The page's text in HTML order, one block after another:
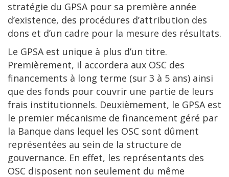
stratégie du GPSA pour sa première année
d’existence, des procédures d’attribution des
dons et d’un cadre pour la mesure des résultats.
Le GPSA est unique à plus d’un titre.
Premièrement, il accordera aux OSC des
financements à long terme (sur 3 à 5 ans) ainsi
que des fonds pour couvrir une partie de leurs
frais institutionnels. Deuxièmement, le GPSA est
le premier mécanisme de financement géré par
la Banque dans lequel les OSC sont dûment
représentées au sein de la structure de
gouvernance. En effet, les représentants des
OSC disposent non seulement du même